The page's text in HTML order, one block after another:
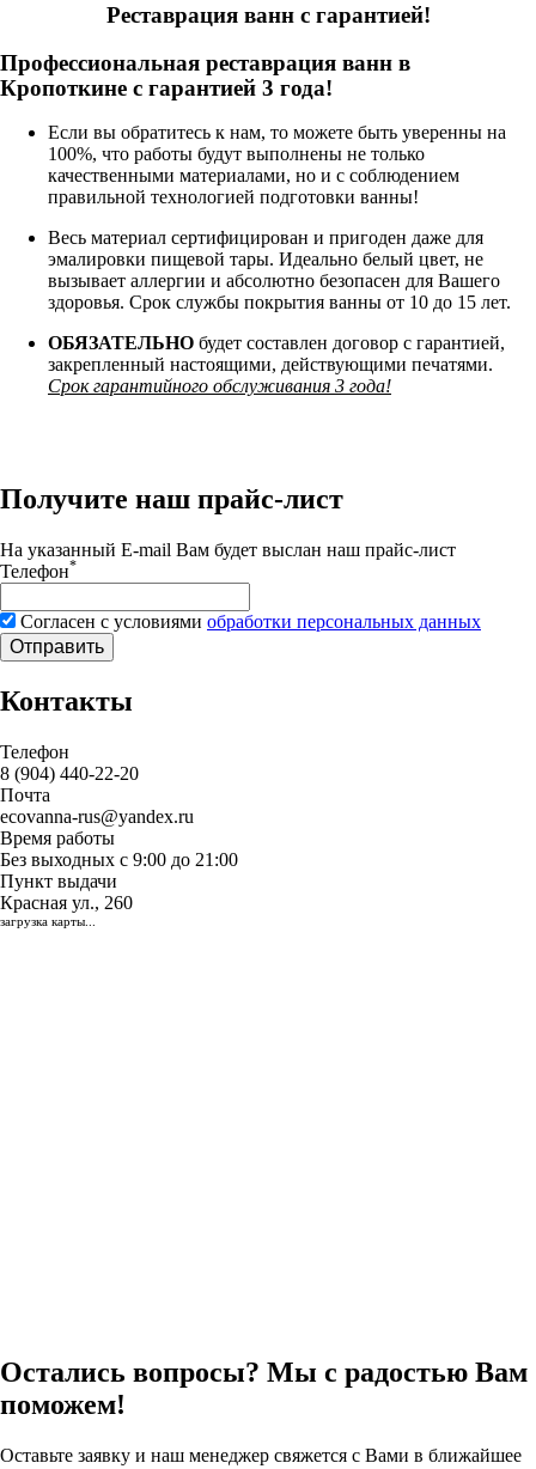
Реставрация ванн с гарантией!
Профессиональная реставрация ванн в
Кропоткине с гарантией 3 года!
Если вы обратитесь к нам, то можете быть уверенны на
100%, что работы будут выполнены не только
качественными материалами, но и с соблюдением
правильной технологией подготовки ванны!
Весь материал сертифицирован и пригоден даже для
эмалировки пищевой тары. Идеально белый цвет, не
вызывает аллергии и абсолютно безопасен для Вашего
здоровья. Срок службы покрытия ванны от 10 до 15 лет.
ОБЯЗАТЕЛЬНО будет составлен договор с гарантией,
закрепленный настоящими, действующими печатями.
Срок гарантийного обслуживания 3 года!
Получите наш прайс-лист
На указанный E-mail Вам будет выслан наш прайс-лист
Телефон*
Согласен с условиями обработки персональных данных
Отправить
Контакты
Телефон
8 (904) 440-22-20
Почта
ecovanna-rus@yandex.ru
Время работы
Без выходных с 9:00 до 21:00
Пункт выдачи
Красная ул., 260
загрузка карты...
Остались вопросы? Мы с радостью Вам
поможем!
Оставьте заявку и наш менеджер свяжется с Вами в ближайшее